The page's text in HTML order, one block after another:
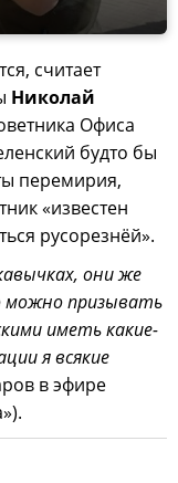
считает
Николай
Офиса
будто бы
перемирия,
«известен
русорезнёй».
они же
можно призывать
иметь какие-
я всякие
в эфире